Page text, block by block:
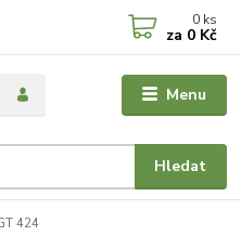
Menu
Hledat
0 ks
za 0 Kč
424